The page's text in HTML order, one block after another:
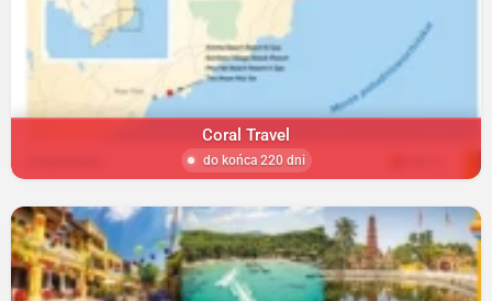
Coral Travel
do końca 220 dni